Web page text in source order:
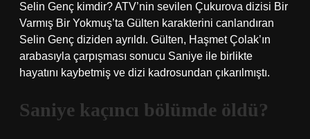
Selin Genç kimdir? ATV’nin sevilen Çukurova dizisi Bir
Varmış Bir Yokmuş’ta Gülten karakterini canlandıran
Selin Genç diziden ayrıldı. Gülten, Haşmet Çolak’ın
arabasıyla çarpışması sonucu Saniye ile birlikte
hayatını kaybetmiş ve dizi kadrosundan çıkarılmıştı.
Saniye kaçıncı bölümde öldü?